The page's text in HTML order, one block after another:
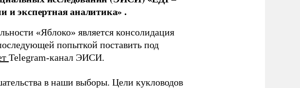
и экспертная аналитика» .
«Яблоко» является консолидация
попыткой поставить под
Telegram-канал ЭИСИ.
в наши выборы. Цели кукловодов